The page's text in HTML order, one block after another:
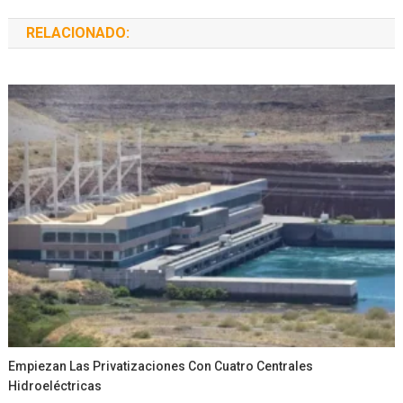
RELACIONADO:
Empiezan Las Privatizaciones Con Cuatro Centrales
Hidroeléctricas